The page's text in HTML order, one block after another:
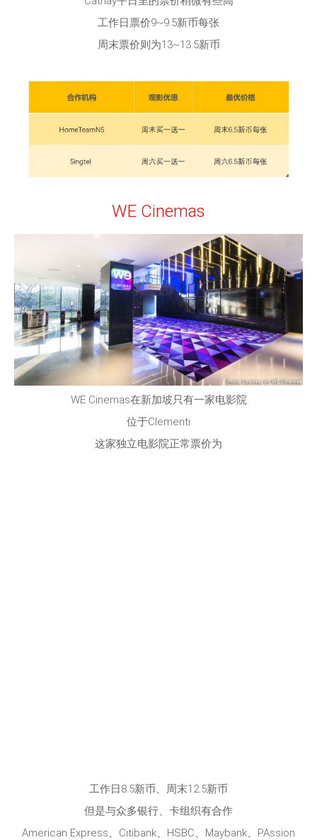
工作日票价9~9.5新币每张
周末票价则为13~13.5新币
WE Cinemas
WE Cinemas在新加坡只有一家电影院
位于Clementi
这家独立电影院正常票价为
工作日8.5新币、周末12.5新币
但是与众多银行、卡组织有合作
American Express、Citibank、HSBC、Maybank、PAssion